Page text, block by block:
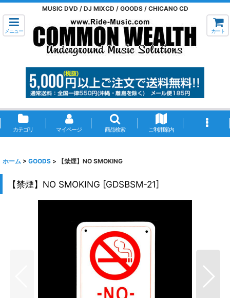
MUSIC DVD / DJ MIXCD / GOODS / CHICANO CD
メニュー カート
カテゴリ マイページ 商品検索 ご利用案内
ホーム > GOODS > 【禁煙】NO SMOKING
【禁煙】NO SMOKING [GDSBSM-21]